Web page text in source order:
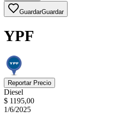
GuardarGuardar
YPF
Reportar Precio
Diesel
$ 1195,00
1/6/2025